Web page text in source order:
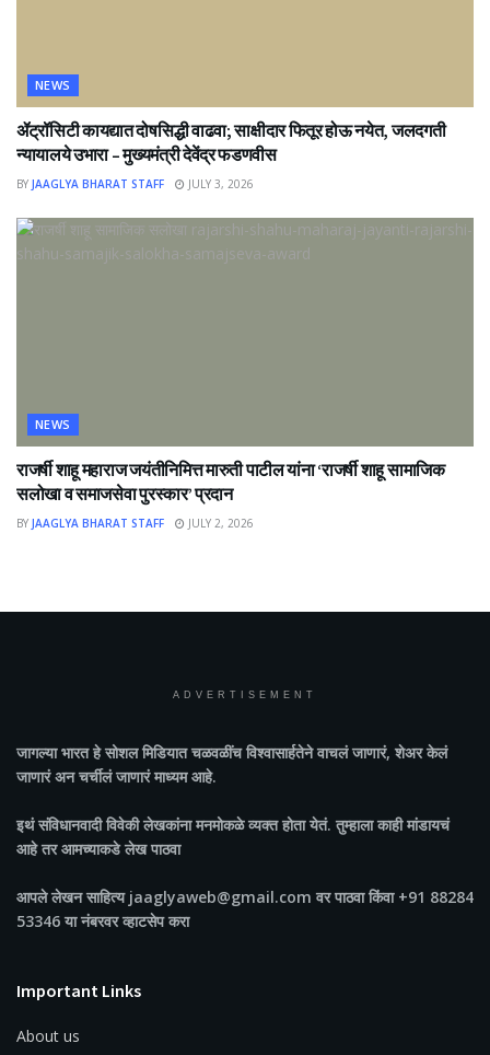
NEWS
ॲट्रॉसिटी कायद्यात दोषसिद्धी वाढवा; साक्षीदार फितूर होऊ नयेत, जलदगती
न्यायालये उभारा – मुख्यमंत्री देवेंद्र फडणवीस
BY JAAGLYA BHARAT STAFF JULY 3, 2026
NEWS
राजर्षी शाहू महाराज जयंतीनिमित्त मारुती पाटील यांना ‘राजर्षी शाहू सामाजिक
सलोखा व समाजसेवा पुरस्कार’ प्रदान
BY JAAGLYA BHARAT STAFF JULY 2, 2026
ADVERTISEMENT
जागल्या भारतहे सोशल मिडियात चळवळींच विश्वासार्हतेने वाचलं जाणारं, शेअर केलं
जाणारं अन चर्चीलं जाणारं माध्यम आहे.
इथं संविधानवादी विवेकी लेखकांना मनमोकळे व्यक्त होता येतं. तुम्हाला काही मांडायचं
आहे तर आमच्याकडे लेख पाठवा
आपले लेखन साहित्य jaaglyaweb@gmail.com वर पाठवा किंवा +91 88284
53346 या नंबरवर व्हाटसेप करा
Important Links
About us